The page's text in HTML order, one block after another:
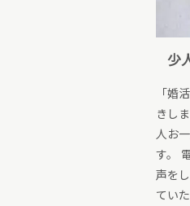
少
「婚
きし
人お
す。
声を
てい